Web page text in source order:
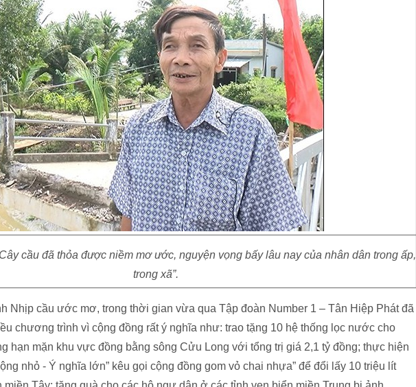
cầu đã thỏa được niềm mơ ước, nguyện vọng bấy lâu nay của nhân dân trong ấp,
trong xã”.
Nhịp cầu ước mơ, trong thời gian vừa qua Tập đoàn Number 1 – Tân Hiệp Phát đã
chương trình vì cộng đồng rất ý nghĩa như: trao tặng 10 hệ thống lọc nước cho
hạn mặn khu vực đồng bằng sông Cửu Long với tổng trị giá 2,1 tỷ đồng; thực hiện
nhỏ - Ý nghĩa lớn” kêu gọi cộng đồng gom vỏ chai nhựa” để đổi lấy 10 triệu lít